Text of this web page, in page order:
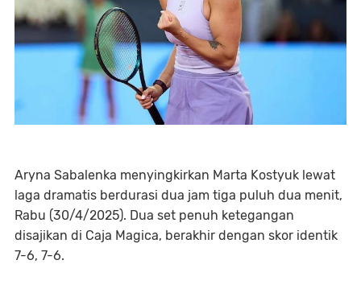
Aryna Sabalenka menyingkirkan Marta Kostyuk lewat
laga dramatis berdurasi dua jam tiga puluh dua menit,
Rabu (30/4/2025). Dua set penuh ketegangan
disajikan di Caja Magica, berakhir dengan skor identik
7-6, 7-6.